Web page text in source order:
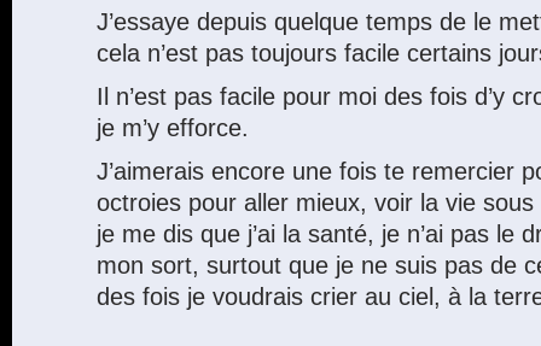
J’essaye depuis quelque temps de le
cela n’est pas toujours facile certains
Il n’est pas facile pour moi des fois d’y
je m’y efforce.
J’aimerais encore une fois te remercier
octroies pour aller mieux, voir la vie
je me dis que j’ai la santé, je n’ai pas le
mon sort, surtout que je ne suis pas de
des fois je voudrais crier au ciel, à la